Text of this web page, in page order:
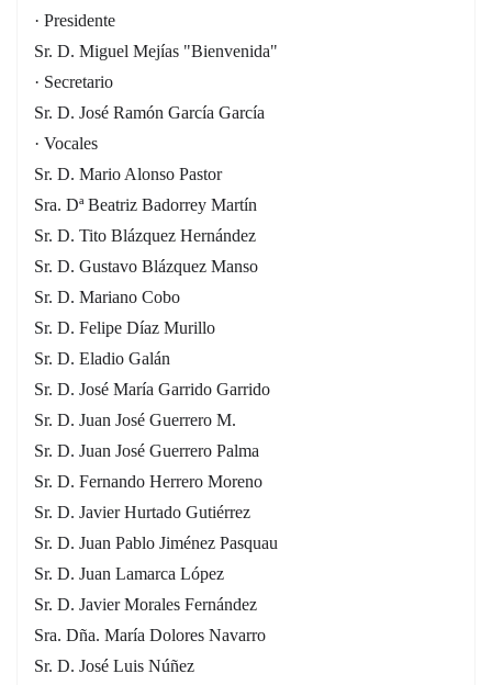
· Presidente
Sr. D. Miguel Mejías "Bienvenida"
· Secretario
Sr. D. José Ramón García García
· Vocales
Sr. D. Mario Alonso Pastor
Sra. Dª Beatriz Badorrey Martín
Sr. D. Tito Blázquez Hernández
Sr. D. Gustavo Blázquez Manso
Sr. D. Mariano Cobo
Sr. D. Felipe Díaz Murillo
Sr. D. Eladio Galán
Sr. D. José María Garrido Garrido
Sr. D. Juan José Guerrero M.
Sr. D. Juan José Guerrero Palma
Sr. D. Fernando Herrero Moreno
Sr. D. Javier Hurtado Gutiérrez
Sr. D. Juan Pablo Jiménez Pasquau
Sr. D. Juan Lamarca López
Sr. D. Javier Morales Fernández
Sra. Dña. María Dolores Navarro
Sr. D. José Luis Núñez